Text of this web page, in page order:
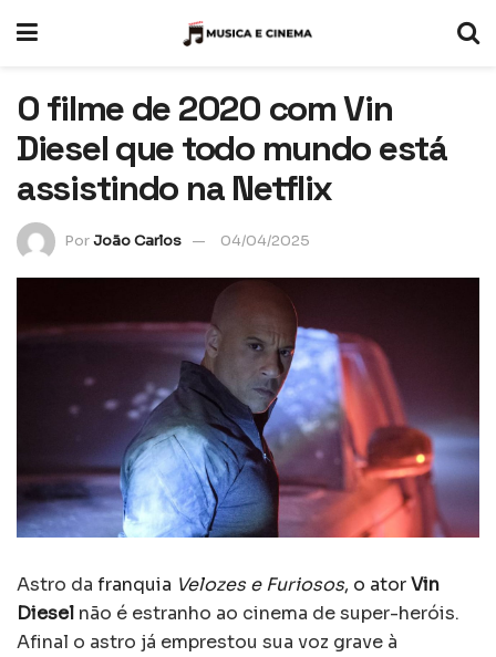
O filme de 2020 com Vin
Diesel que todo mundo está
assistindo na Netflix
PorJoão Carlos 04/04/2025
Astro da franquia Velozes e Furiosos, o atorVin
Diesel não é estranho ao cinema de super-heróis.
Afinal o astro já emprestou sua voz grave à